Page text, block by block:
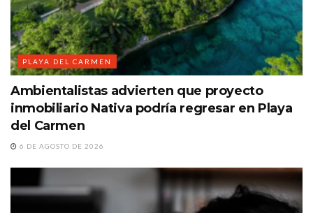
PLAYA DEL CARMEN
Ambientalistas advierten que proyecto
inmobiliario Nativa podría regresar en Playa
del Carmen
6 DE AGOSTO DE 2026